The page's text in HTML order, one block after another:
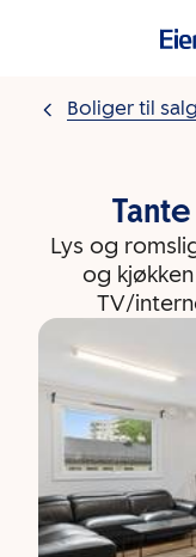
Boliger til
Lys og
og
TV/